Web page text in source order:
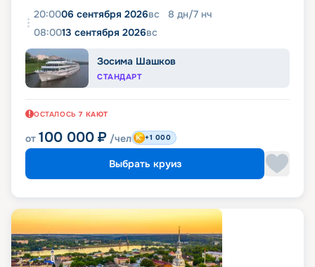
20:0006 сентября 2026вс 8 дн/7 нч
08:0013 сентября 2026вс
Зосима Шашков
СТАНДАРТ
ОСТАЛОСЬ 7 КАЮТ
от 100 000 ₽ /чел +1 000
Выбрать круиз